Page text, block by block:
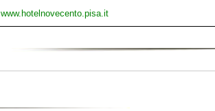
www.hotelnovecento.pisa.it